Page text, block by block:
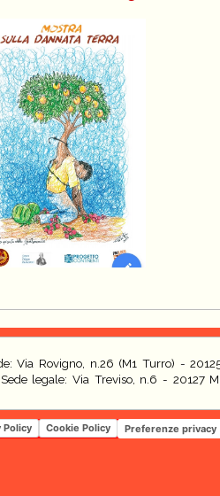
Via Rovigno, n.26 (M1 Turro) -
Sede legale: Via Treviso, n.6 - 20127
Policy Cookie Policy Preferenze privacy